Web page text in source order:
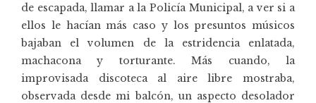
de escapada, llamar a la Policía Municipal, a ver si a
ellos le hacían más caso y los presuntos músicos
bajaban el volumen de la estridencia enlatada,
machacona y torturante. Más cuando, la
improvisada discoteca al aire libre mostraba,
observada desde mi balcón, un aspecto desolador